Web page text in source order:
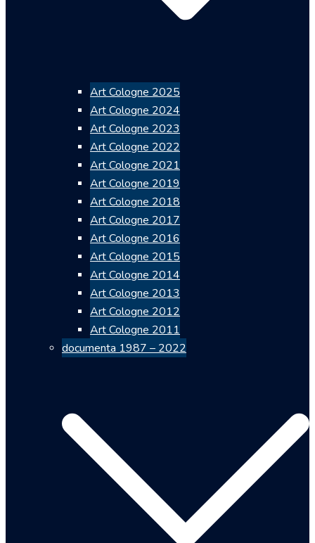
Art Cologne 2025
Art Cologne 2024
Art Cologne 2023
Art Cologne 2022
Art Cologne 2021
Art Cologne 2019
Art Cologne 2018
Art Cologne 2017
Art Cologne 2016
Art Cologne 2015
Art Cologne 2014
Art Cologne 2013
Art Cologne 2012
Art Cologne 2011
documenta 1987 – 2022